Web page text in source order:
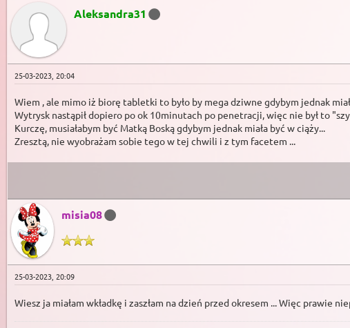
Aleksandra31
25-03-2023, 20:04
Wiem , ale mimo iż biorę tabletki to było by mega dziwne gdybym jednak
Wytrysk nastąpił dopiero po ok 10minutach po penetracji, więc nie był to
Kurczę, musiałabym być Matką Boską gdybym jednak miała być w ciąży...
Zresztą, nie wyobrażam sobie tego w tej chwili i z tym facetem ...
misia08
25-03-2023, 20:09
Wiesz ja miałam wkładkę i zaszłam na dzień przed okresem ... Więc prawie